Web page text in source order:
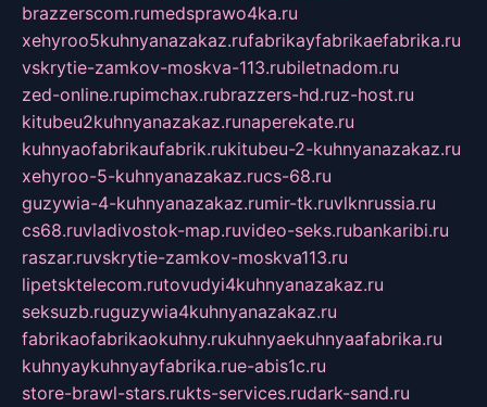
brazzerscom.rumedsprawo4ka.ru
xehyroo5kuhnyanazakaz.rufabrikayfabrikaefabrika.ru
vskrytie-zamkov-moskva-113.rubiletnadom.ru
zed-online.rupimchax.rubrazzers-hd.ruz-host.ru
kitubeu2kuhnyanazakaz.runaperekate.ru
kuhnyaofabrikaufabrik.rukitubeu-2-kuhnyanazakaz.ru
xehyroo-5-kuhnyanazakaz.rucs-68.ru
guzywia-4-kuhnyanazakaz.rumir-tk.ruvlknrussia.ru
cs68.ruvladivostok-map.ruvideo-seks.rubankaribi.ru
raszar.ruvskrytie-zamkov-moskva113.ru
lipetsktelecom.rutovudyi4kuhnyanazakaz.ru
seksuzb.ruguzywia4kuhnyanazakaz.ru
fabrikaofabrikaokuhny.rukuhnyaekuhnyaafabrika.ru
kuhnyaykuhnyayfabrika.rue-abis1c.ru
store-brawl-stars.rukts-services.rudark-sand.ru